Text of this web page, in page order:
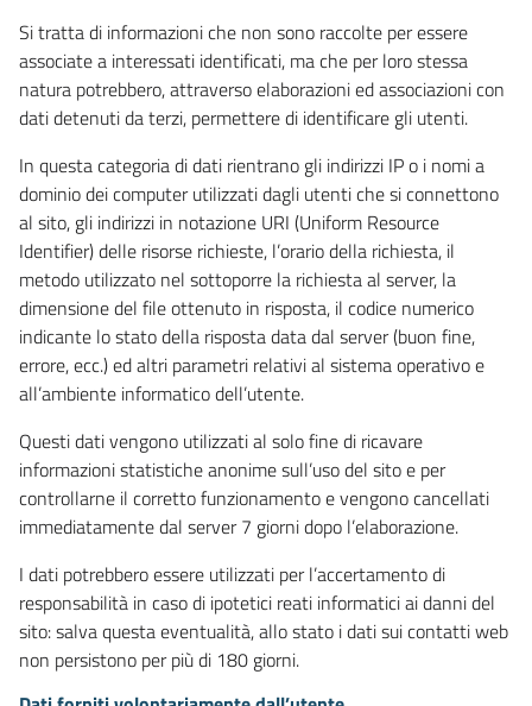
Si tratta di informazioni che non sono raccolte per essere
associate a interessati identificati, ma che per loro stessa
natura potrebbero, attraverso elaborazioni ed associazioni con
dati detenuti da terzi, permettere di identificare gli utenti.
In questa categoria di dati rientrano gli indirizzi IP o i nomi a
dominio dei computer utilizzati dagli utenti che si connettono
al sito, gli indirizzi in notazione URI (Uniform Resource
Identifier) delle risorse richieste, l’orario della richiesta, il
metodo utilizzato nel sottoporre la richiesta al server, la
dimensione del file ottenuto in risposta, il codice numerico
indicante lo stato della risposta data dal server (buon fine,
errore, ecc.) ed altri parametri relativi al sistema operativo e
all’ambiente informatico dell’utente.
Questi dati vengono utilizzati al solo fine di ricavare
informazioni statistiche anonime sull’uso del sito e per
controllarne il corretto funzionamento e vengono cancellati
immediatamente dal server 7 giorni dopo l’elaborazione.
I dati potrebbero essere utilizzati per l’accertamento di
responsabilità in caso di ipotetici reati informatici ai danni del
sito: salva questa eventualità, allo stato i dati sui contatti web
non persistono per più di 180 giorni.